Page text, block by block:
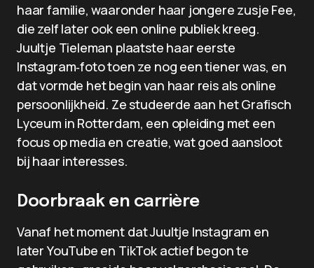
haar familie, waaronder haar jongere zusje Fee,
die zelf later ook een online publiek kreeg.
Juultje Tieleman plaatste haar eerste
Instagram‑foto toen ze nog een tiener was, en
dat vormde het begin van haar reis als online
persoonlijkheid. Ze studeerde aan het Grafisch
Lyceum in Rotterdam, een opleiding met een
focus op media en creatie, wat goed aansloot
bij haar interesses.
Doorbraak en carrière
Vanaf het moment dat Juultje Instagram en
later YouTube en TikTok actief begon te